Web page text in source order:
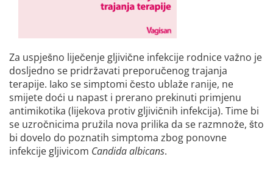
Za uspješno liječenje gljivične infekcije rodnice važno je
dosljedno se pridržavati preporučenog trajanja
terapije. Iako se simptomi često ublaže ranije, ne
smijete doći u napast i prerano prekinuti primjenu
antimikotika (lijekova protiv gljivičnih infekcija). Time bi
se uzročnicima pružila nova prilika da se razmnože, što
bi dovelo do poznatih simptoma zbog ponovne
infekcije gljivicom Candida albicans.